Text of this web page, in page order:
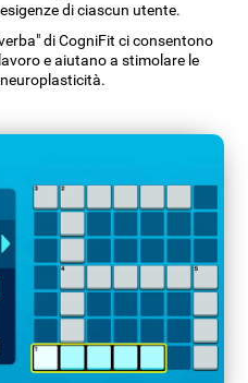
di ciascun utente.
di CogniFit ci consentono
e aiutano a stimolare le